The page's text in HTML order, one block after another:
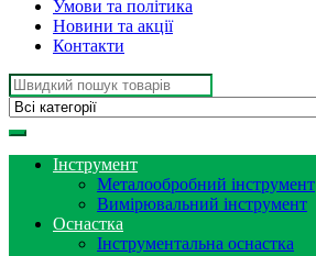
Умови та політика
Новини та акції
Контакти
Search
for:
Інструмент
Металообробний інструмент
Вимірювальний інструмент
Оснастка
Інструментальна оснастка